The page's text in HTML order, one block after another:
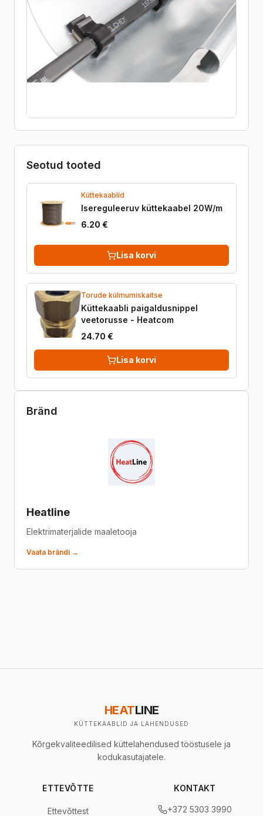
Seotud tooted
Küttekaablid
Isereguleeruv küttekaabel 20W/m
6.20 €
Lisa korvi
Torude külmumiskaitse
Küttekaabli paigaldusnippel
veetorusse - Heatcom
24.70 €
Lisa korvi
Bränd
Heatline
Elektrimaterjalide maaletooja
Vaata brändi →
HEATLINE
KÜTTEKAABLID JA LAHENDUSED
Kõrgekvaliteedilised küttelahendused tööstusele ja
kodukasutajatele.
ETTEVÕTTE
Ettevõttest
KONTAKT
+372 5303 3990